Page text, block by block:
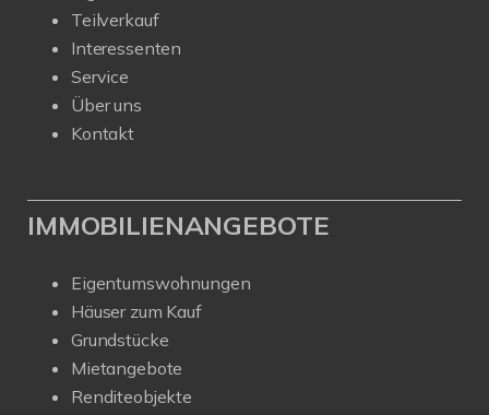
Teilverkauf
Interessenten
Service
Über uns
Kontakt
IMMOBILIENANGEBOTE
Eigentumswohnungen
Häuser zum Kauf
Grundstücke
Mietangebote
Renditeobjekte